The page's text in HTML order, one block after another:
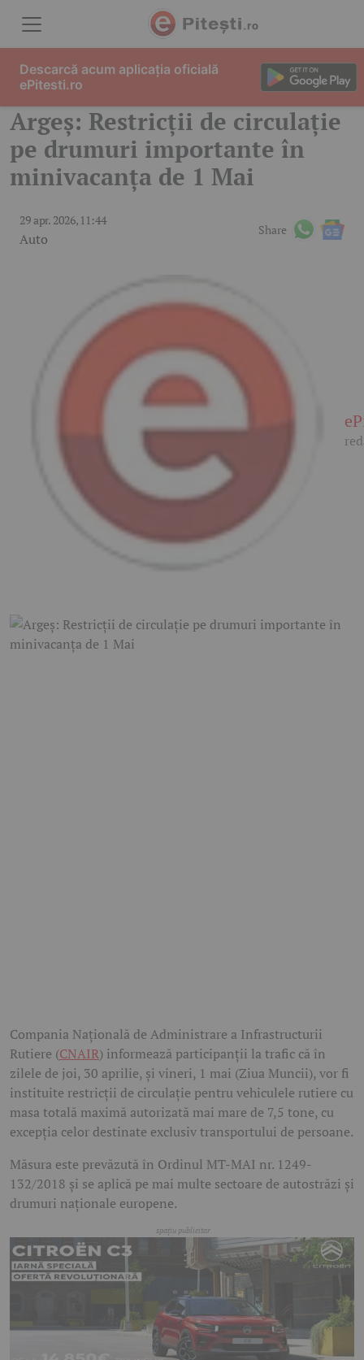
Argeș: Restricții de circulație
pe drumuri importante în
minivacanța de 1 Mai
29 apr. 2026, 11:44
Auto
Share
Compania Națională de Administrare a Infrastructurii
Rutiere (CNAIR) informează participanții la trafic că în
zilele de joi, 30 aprilie, și vineri, 1 mai (Ziua Muncii), vor fi
instituite restricții de circulație pentru vehiculele rutiere cu
masa totală maximă autorizată mai mare de 7,5 tone, cu
excepția celor destinate exclusiv transportului de persoane.
Măsura este prevăzută în Ordinul MT-MAI nr. 1249-
132/2018 și se aplică pe mai multe sectoare de autostrăzi și
drumuri naționale europene.
Descarcă acum aplicația oficială
ePitesti.ro